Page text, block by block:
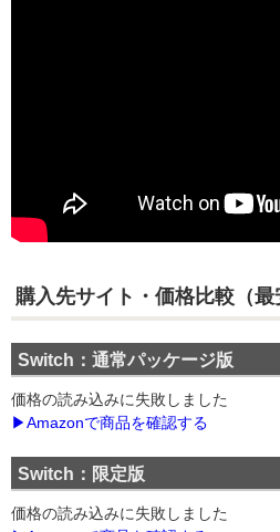
購入先サイト・価格比較（最
Switch：通常パッケージ版
価格の読み込みに失敗しました
▶Amazonで商品を確認する
Switch：限定版
価格の読み込みに失敗しました